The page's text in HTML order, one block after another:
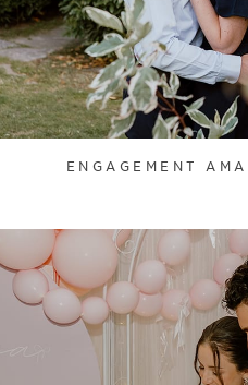
ENGAGEMENT